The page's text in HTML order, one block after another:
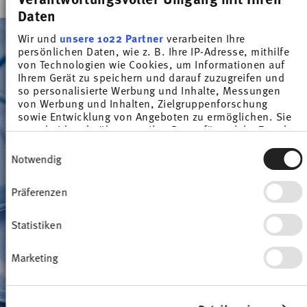
Daten
Wir und unsere 1022 Partnerverarbeiten Ihre
persönlichen Daten, wie z. B. Ihre IP-Adresse, mithilfe
von Technologien wie Cookies, um Informationen auf
Ihrem Gerät zu speichern und darauf zuzugreifen und
so personalisierte Werbung und Inhalte, Messungen
von Werbung und Inhalten, Zielgruppenforschung
sowie Entwicklung von Angeboten zu ermöglichen. Sie
entscheiden darüber, wer Ihre Daten für welche Zwecke
Cookie-Erklärung oder durch Klicken auf das Privacy
Trigger Symbol ändern oder widerrufen
Wenn Sie es erlauben, würden wir auch gerne:
erfassen, welche bis auf einige Meter genau sein
bestimmten Merkmalen (Fingerprinting)
Erfahren Sie mehr darüber, wie Ihre persönlichen Daten
verarbeitet werden, und legen Sie Ihre Präferenzen im
Notwendig
Präferenzen
Statistiken
Marketing